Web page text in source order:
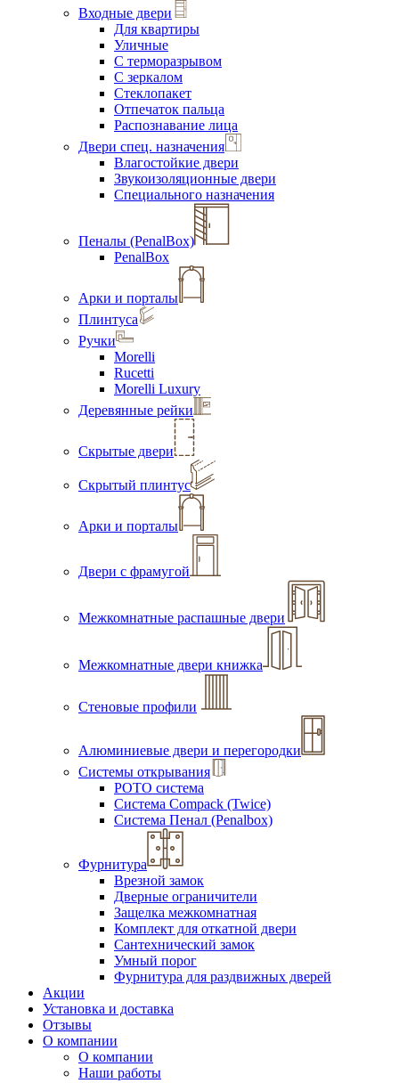
Входные двери
Для квартиры
Уличные
С терморазрывом
С зеркалом
Стеклопакет
Отпечаток пальца
Распознавание лица
Двери спец. назначения
Влагостойкие двери
Звукоизоляционные двери
Специального назначения
Пеналы (PenalBox)
PenalBox
Арки и порталы
Плинтуса
Ручки
Morelli
Rucetti
Morelli Luxury
Деревянные рейки
Скрытые двери
Скрытый плинтус
Арки и порталы
Двери с фрамугой
Межкомнатные распашные двери
Межкомнатные двери книжка
Стеновые профили
Алюминиевые двери и перегородки
Системы открывания
РОТО система
Система Compack (Twice)
Система Пенал (Penalbox)
Фурнитура
Врезной замок
Дверные ограничители
Защелка межкомнатная
Комплект для откатной двери
Сантехнический замок
Умный порог
Фурнитура для раздвижных дверей
Акции
Установка и доставка
Отзывы
О компании
О компании
Наши работы